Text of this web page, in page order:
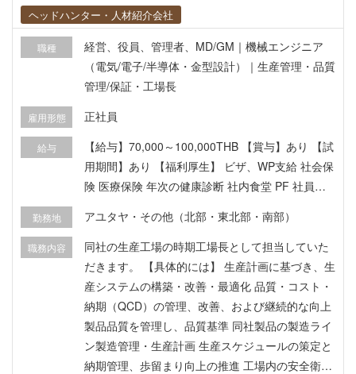
ヘッドハンター・人材紹介会社
職種
経営、役員、管理者、MD/GM｜機械エンジニア
（電気/電子/半導体・金型設計）｜生産管理・品質
管理/保証・工場長
雇用形態 正社員
給与
【給与】70,000～100,000THB 【賞与】あり 【試
用期間】あり 【福利厚生】 ビザ、WP支給 社会保
険 医療保険 年次の健康診断 社内食堂 PF 社員旅
勤務地 アユタヤ・その他（北部・東北部・南部）
職務内容
同社の生産工場の時期工場長として担当していた
だきます。 【具体的には】 生産計画に基づき、生
産システムの構築・改善・最適化 品質・コスト・
納期（QCD）の管理、改善、および継続的な向上
製品品質を管理し、品質基準 同社製品の製造ライ
ン製造管理・生産計画 生産スケジュールの策定と
納期管理、歩留まり向上の推進 工場内の安全衛生